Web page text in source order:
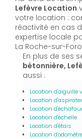
Lefèvre Location
votre location :
réactivité en cas
expertise locale
La Roche-sur-
En plus de ses
bétonnière,
aussi :
Location d'aiguille
Location
Location
Location d'échelle
Location d'étais
Location